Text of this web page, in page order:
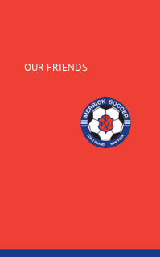
OUR FRIENDS